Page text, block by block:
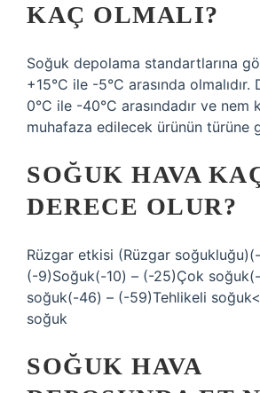
KAÇ OLMALI?
Soğuk depolama standartlarına
+15°C ile -5°C arasında olmalıdır.
0°C ile -40°C arasındadır ve nem
muhafaza edilecek ürünün türüne
SOĞUK HAVA
DERECE OLUR?
Rüzgar etkisi (Rüzgar
(-9)Soğuk(-10) – (-25)Çok soğuk(-
soğuk(-46) – (-59)Tehlikeli
soğuk
SOĞUK HAVA